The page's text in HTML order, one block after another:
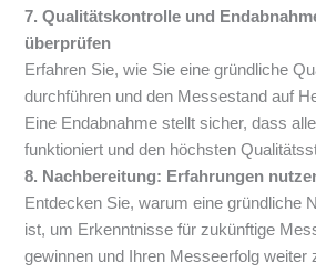
7. Qualitätskontrolle und
überprüfen
Erfahren Sie, wie Sie eine gründliche
durchführen und den Messestand auf
Eine Endabnahme stellt sicher, dass
funktioniert und den höchsten
8. Nachbereitung: Erfahrungen
Entdecken Sie, warum eine gründliche
ist, um Erkenntnisse für zukünftige
gewinnen und Ihren Messeerfolg weiter